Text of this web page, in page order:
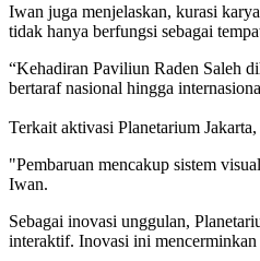
Iwan juga menjelaskan, kurasi
tidak hanya berfungsi sebagai
“Kehadiran Paviliun Raden Saleh
bertaraf nasional hingga
Terkait aktivasi Planetarium
"Pembaruan mencakup sistem
Iwan.
Sebagai inovasi unggulan,
interaktif. Inovasi ini